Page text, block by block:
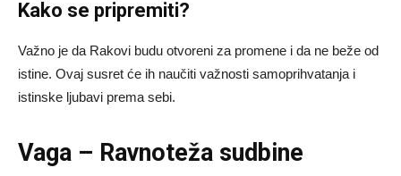
Kako se pripremiti?
Važno je da Rakovi budu otvoreni za promene i da ne beže od
istine. Ovaj susret će ih naučiti važnosti samoprihvatanja i
istinske ljubavi prema sebi.
Vaga – Ravnoteža sudbine